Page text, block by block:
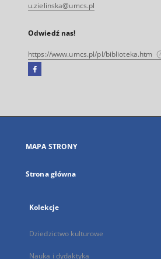
u.zielinska@umcs.pl
Odwiedź nas!
https://www.umcs.pl/pl/biblioteka.htm
Facebook
się
karcie
MAPA STRONY
Strona główna
Kolekcje
Dziedzictwo kulturowe
Nauka i dydaktyka